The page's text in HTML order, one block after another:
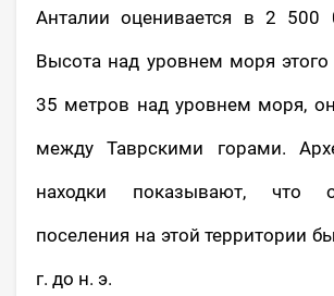
Анталии оценивается в 2 500
Высота над уровнем моря этого
35 метров над уровнем моря,
между Таврскими горами.
находки показывают, что
поселения на этой территории
г. до н. э.